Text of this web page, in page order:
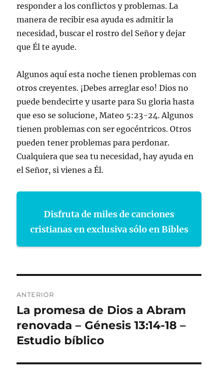
responder a los conflictos y problemas. La
manera de recibir esa ayuda es admitir la
necesidad, buscar el rostro del Señor y dejar
que Él te ayude.
Algunos aquí esta noche tienen problemas con
otros creyentes. ¡Debes arreglar eso! Dios no
puede bendecirte y usarte para Su gloria hasta
que eso se solucione, Mateo 5:23-24. Algunos
tienen problemas con ser egocéntricos. Otros
pueden tener problemas para perdonar.
Cualquiera que sea tu necesidad, hay ayuda en
el Señor, si vienes a Él.
Disfruta de miles de canciones
cristianas en exclusiva sólo en Bibles
de
entradas
ANTERIOR
Entrada
anterior:
La promesa de Dios a Abram
renovada – Génesis 13:14-18 –
Estudio bíblico